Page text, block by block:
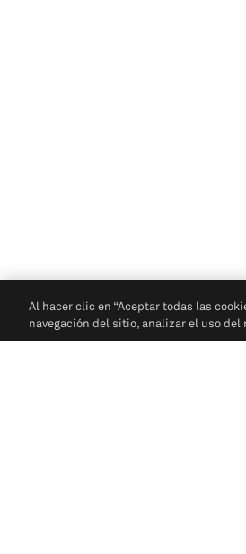
Al hacer clic en “Aceptar todas las
navegación del sitio, analizar el uso